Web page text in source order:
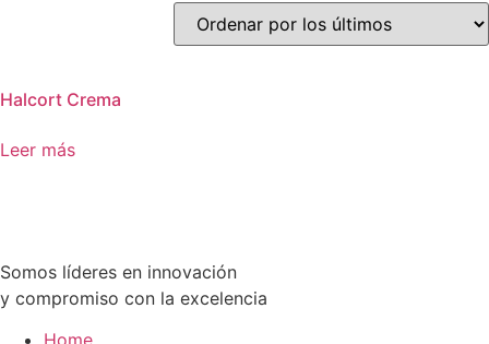
Halcort Crema
Leer más
Somos líderes en innovación
y compromiso con la excelencia